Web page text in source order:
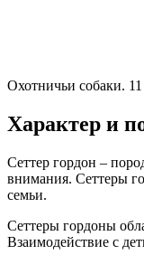
Охотничьи собаки.
Характер и
Сеттер гордон –
внимания. Сеттеры
семьи.
Сеттеры гордоны
Взаимодействие с